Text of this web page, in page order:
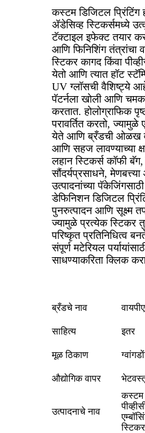
कस्टम डिजिटल प्रिंटिंग
ॲडेसिव्ह स्टिकर्समध्ये
टॅक्टाइल इफेक्ट तयार
आणि फिनिशिंग तंत्रांचा
स्टिकर कागद किंवा
येतो आणि त्यात हॉट
UV ग्लॉसची वैशिष्ट्ये
पॅटर्नला खोली आणि
करतात. होलोग्राफिक
परावर्तित करतो,
येते आणि ब्रँडची ओळख
आणि सहज लावण्याच्या
लहान स्टिकर्स कॉफी बॅग,
सौंदर्यप्रसाधने,
उत्पादनांच्या
डेफिनिशन डिजिटल
पुनरुत्पादन आणि सूक्ष्म
ज्यामुळे प्रत्येक स्टिकर
परिष्कृत प्रतिनिधित्व
संपूर्ण मटेरियल
साधण्याकरिता क्लिक
ब्रँडचे नाव
साहित्य इतर
मूळ ठिकाण
औद्योगिक वापर
उत्पादनाचे नाव
कस्टम
स्टिकर